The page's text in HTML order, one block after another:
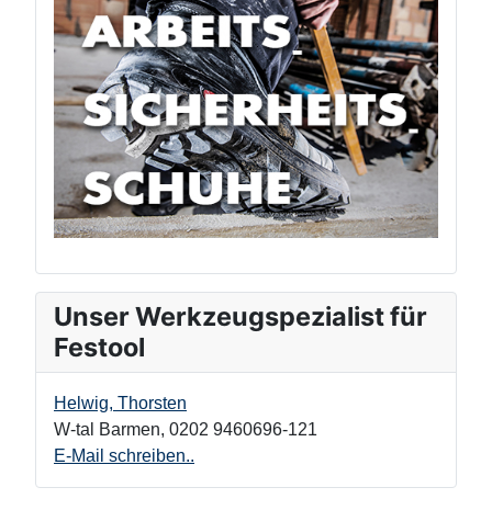
Unser Werkzeugspezialist für
Festool
Helwig, Thorsten
W-tal Barmen, 0202 9460696-121
E-Mail schreiben..